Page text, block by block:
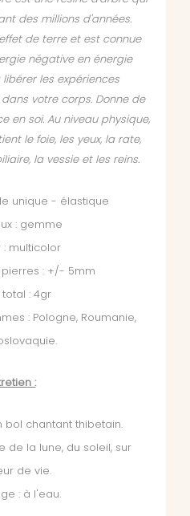
des millions d'années.
de terre et est connue
négative en énergie
les expériences
votre corps. Donne de
en soi. Au niveau physique,
le foie, les yeux, la rate,
la vessie et les reins.
unique - élastique
: gemme
: multicolor
: +/- 5mm
: 4gr
: Pologne, Roumanie,
:
bol chantant thibetain.
de la lune, du soleil, sur
de vie.
: à l'eau.